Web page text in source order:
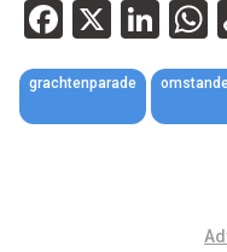
Facebook
X
grachtenparade